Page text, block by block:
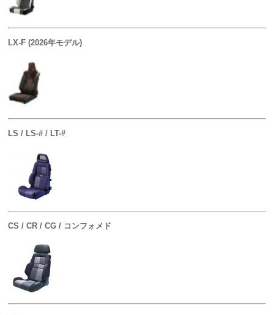
LX-F (2026年モデル)
LS / LS-# / LT-#
CS / CR / CG / コンフォメド